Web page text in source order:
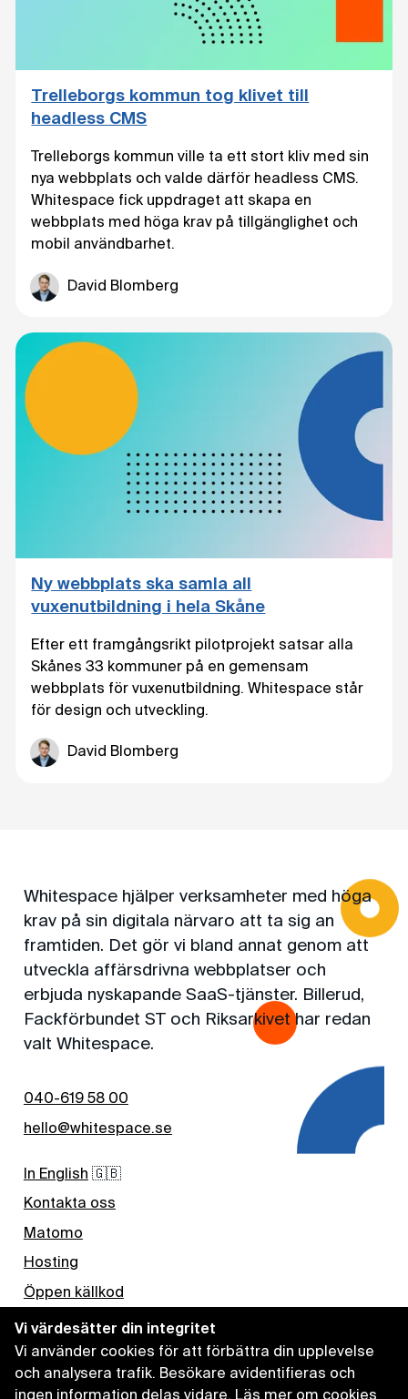
Vi värdesätter din integritet
Vi använder cookies för att förbättra din upplevelse
och analysera trafik. Besökare avidentifieras och
Trelleborgs kommun tog klivet till
headless CMS
Trelleborgs kommun ville ta ett stort kliv med sin
nya webbplats och valde därför headless CMS.
Whitespace fick uppdraget att skapa en
webbplats med höga krav på tillgänglighet och
mobil användbarhet.
David Blomberg
Ny webbplats ska samla all
vuxenutbildning i hela Skåne
Efter ett framgångsrikt pilotprojekt satsar alla
Skånes 33 kommuner på en gemensam
webbplats för vuxenutbildning. Whitespace står
för design och utveckling.
David Blomberg
Whitespace hjälper verksamheter med höga
krav på sin digitala närvaro att ta sig an
framtiden. Det gör vi bland annat genom att
utveckla affärsdrivna webbplatser och
erbjuda nyskapande SaaS-tjänster. Billerud,
Fackförbundet ST och Riksarkivet har redan
valt Whitespace.
040-619 58 00
hello@whitespace.se
In English 🇬🇧
Kontakta oss
Matomo
Hosting
Öppen källkod
Nyhetsbrev
Kaffe